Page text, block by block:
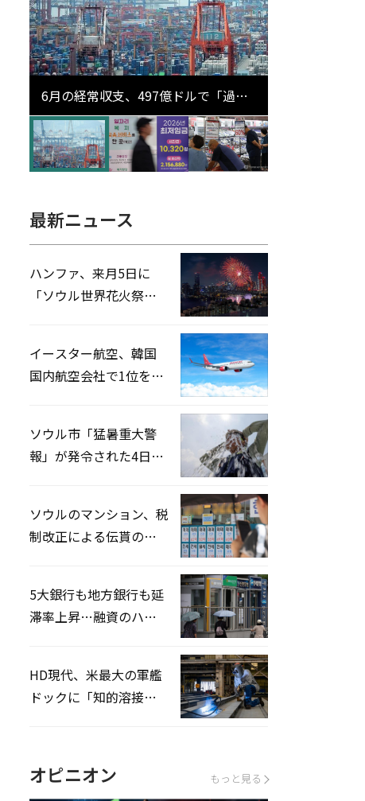
6月の経常収支、497億ドルで「過去
最大」…輸出が初の1000億ドル突破
最新ニュース
ハンファ、来月5日に
「ソウル世界花火祭り
イースター航空、韓国
国内航空会社で1位を記
ソウル市「猛暑重大警
報」が発令された4日、
ソウルのマンション、税
制改正による伝貰の月
5大銀行も地方銀行も延
滞率上昇…融資のハー
HD現代、米最大の軍艦
ドックに「知的溶接」
オピニオン もっと見る